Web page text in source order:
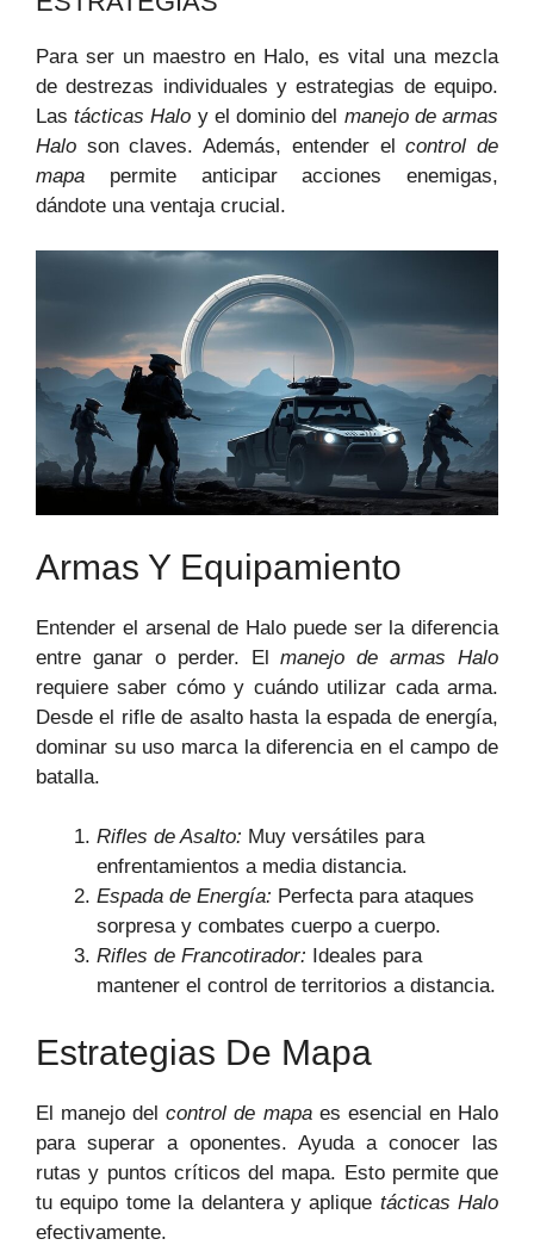
Para ser un maestro en Halo, es vital una mezcla
de destrezas individuales y estrategias de equipo.
Lastácticas Halo y el dominio del manejo de armas
Halo son claves. Además, entender elcontrol de
mapa permite anticipar acciones enemigas,
dándote una ventaja crucial.
Armas Y Equipamiento
Entender el arsenal de Halo puede ser la diferencia
entre ganar o perder. Elmanejo de armas Halo
requiere saber cómo y cuándo utilizar cada arma.
Desde el rifle de asalto hasta la espada de energía,
dominar su uso marca la diferencia en el campo de
batalla.
Rifles de Asalto: Muy versátiles para
enfrentamientos a media distancia.
Espada de Energía: Perfecta para ataques
sorpresa y combates cuerpo a cuerpo.
Rifles de Francotirador: Ideales para
mantener el control de territorios a distancia.
Estrategias De Mapa
El manejo delcontrol de mapaes esencial en Halo
para superar a oponentes. Ayuda a conocer las
rutas y puntos críticos del mapa. Esto permite que
tu equipo tome la delantera y aplique tácticas Halo
efectivamente.